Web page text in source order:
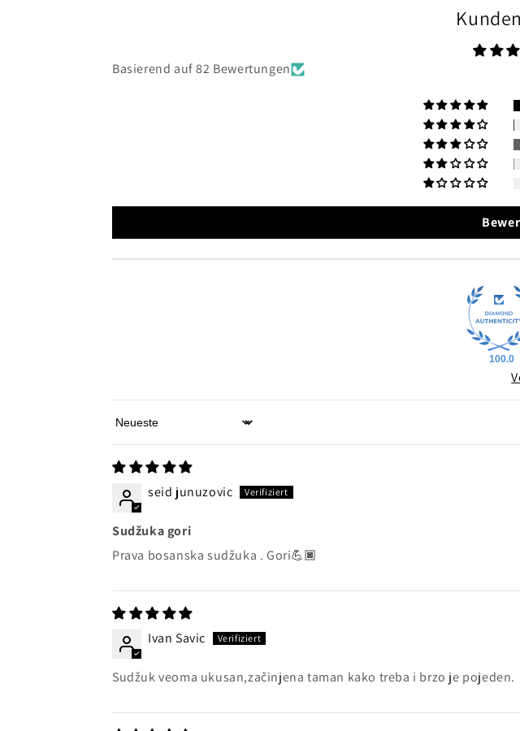
Basierend auf 82 Bewertungen
100.0
Sort by
seid junuzovic
Sudžuka gori
Prava bosanska sudžuka . Gori💪🏿
Ivan Savic
Sudžuk veoma ukusan,začinjena taman kako treba i brzo je pojeden.